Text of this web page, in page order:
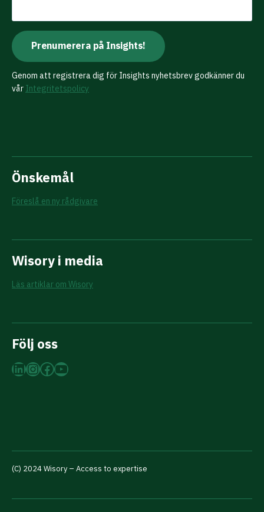
Genom att registrera dig för Insights nyhetsbrev godkänner du
vår Integritetspolicy
Önskemål
Föreslå en ny rådgivare
Wisory i media
Läs artiklar om Wisory
Följ oss
LinkedIn
Instagram
Facebook
YouTube
(C) 2024 Wisory – Access to expertise